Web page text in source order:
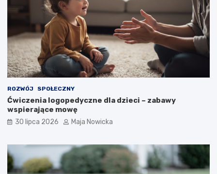
ROZWÓJ SPOŁECZNY
Ćwiczenia logopedyczne dla dzieci – zabawy
wspierające mowę
30 lipca 2026 Maja Nowicka